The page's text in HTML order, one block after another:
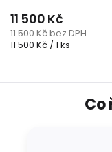
11 500 Kč
11 500 Kč bez DPH
Měrná
11 500 Kč / 1 ks
Co